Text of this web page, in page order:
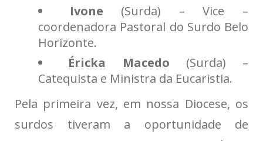
Ivone (Surda) – Vice –
coordenadora Pastoral do Surdo Belo
Horizonte.
Éricka Macedo (Surda) –
Catequista e Ministra da Eucaristia.
Pela primeira vez, em nossa Diocese, os
surdos tiveram a oportunidade de